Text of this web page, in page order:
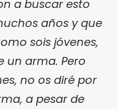
a buscar esto
años y que
sois jóvenes,
un arma. Pero
no os diré por
a pesar de